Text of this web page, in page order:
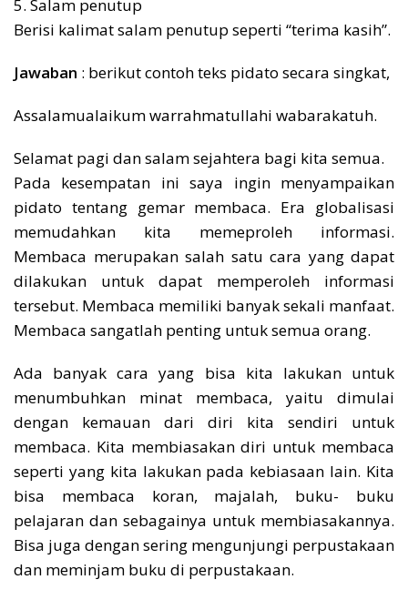
5. Salam penutup
Berisi kalimat salam penutup seperti “terima kasih”.
Jawaban : berikut contoh teks pidato secara singkat,
Assalamualaikum warrahmatullahi wabarakatuh.
Selamat pagi dan salam sejahtera bagi kita semua.
Pada kesempatan ini saya ingin menyampaikan
pidato tentang gemar membaca. Era globalisasi
memudahkan kita memeproleh informasi.
Membaca merupakan salah satu cara yang dapat
dilakukan untuk dapat memperoleh informasi
tersebut. Membaca memiliki banyak sekali manfaat.
Membaca sangatlah penting untuk semua orang.
Ada banyak cara yang bisa kita lakukan untuk
menumbuhkan minat membaca, yaitu dimulai
dengan kemauan dari diri kita sendiri untuk
membaca. Kita membiasakan diri untuk membaca
seperti yang kita lakukan pada kebiasaan lain. Kita
bisa membaca koran, majalah, buku- buku
pelajaran dan sebagainya untuk membiasakannya.
Bisa juga dengan sering mengunjungi perpustakaan
dan meminjam buku di perpustakaan.